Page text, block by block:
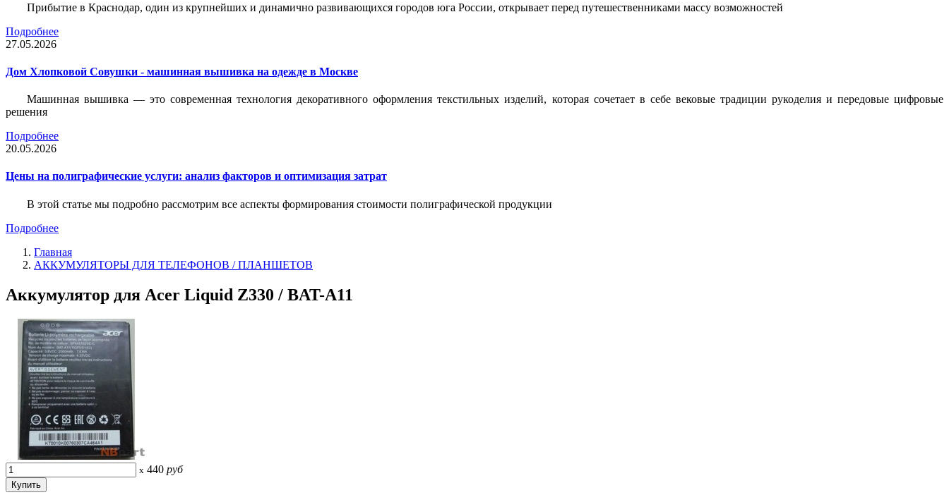
Прибытие в Краснодар, один из крупнейших и динамично развивающихся городов юга России, открывает перед путешественниками массу возможностей
Подробнее
27.05.2026
Дом Хлопковой Совушки - машинная вышивка на одежде в Москве
Машинная вышивка — это современная технология декоративного оформления текстильных изделий, которая сочетает в себе вековые традиции рукоделия и передовые цифровые
решения
Подробнее
20.05.2026
Цены на полиграфические услуги: анализ факторов и оптимизация затрат
В этой статье мы подробно рассмотрим все аспекты формирования стоимости полиграфической продукции
Подробнее
Главная
АККУМУЛЯТОРЫ ДЛЯ ТЕЛЕФОНОВ / ПЛАНШЕТОВ
Аккумулятор для Acer Liquid Z330 / BAT-A11
x 440 руб